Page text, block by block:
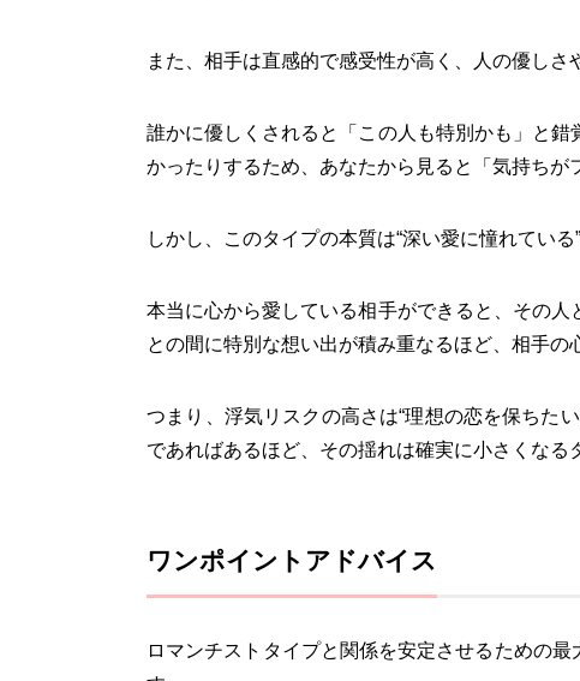
また、相手は直感的で感受性が高く、人の優しさ
誰かに優しくされると「この人も特別かも」と
かったりするため、あなたから見ると「気持ちが
しかし、このタイプの本質は“深い愛に憧れている
本当に心から愛している相手ができると、その
との間に特別な想い出が積み重なるほど、相手の
つまり、浮気リスクの高さは“理想の恋を保ちた
であればあるほど、その揺れは確実に小さくなる
ワンポイントアドバイス
ロマンチストタイプと関係を安定させるための